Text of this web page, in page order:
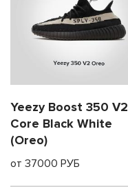
Yeezy Boost 350 V2
Core Black White
(Oreo)
от 37000 РУБ